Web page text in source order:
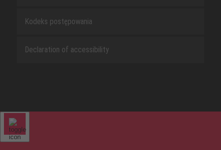
Kodeks postępowania
Declaration of accessibility